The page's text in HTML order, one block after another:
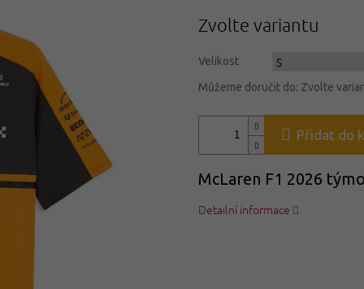
cena:
Zvolte variantu
Velikost
Můžeme doručit do: Zvolte
Přidat do
McLaren F1 2026
Detailní informace